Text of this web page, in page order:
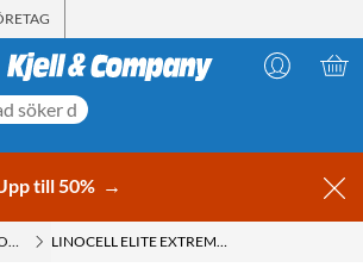
till 50% →
17 PRO MAX LINOCELL ELITE EXTREME CURVED PRIVACY SKÄRMSKYDD FÖR IPHONE 17 PRO MAX